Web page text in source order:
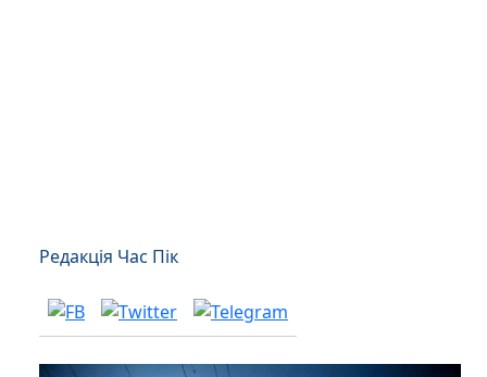
Редакція Час Пік